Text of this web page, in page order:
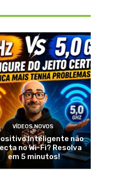
VÍDEOS NOVOS
Inteligente não
no Wi-Fi? Resolva
em 5 minutos!